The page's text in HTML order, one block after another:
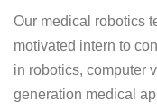
Our medical robotics
motivated intern to
in robotics, computer
generation medical